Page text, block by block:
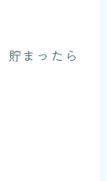
貯まったら